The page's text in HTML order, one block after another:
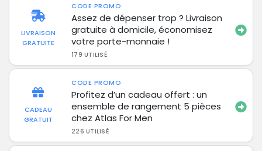
LIVRAISON
GRATUITE
CODE PROMO
Assez de dépenser trop ? Livraison
gratuite à domicile, économisez
votre porte-monnaie !
179 UTILISÉ
CADEAU
GRATUIT
CODE PROMO
Profitez d’un cadeau offert : un
ensemble de rangement 5 pièces
chez Atlas For Men
226 UTILISÉ